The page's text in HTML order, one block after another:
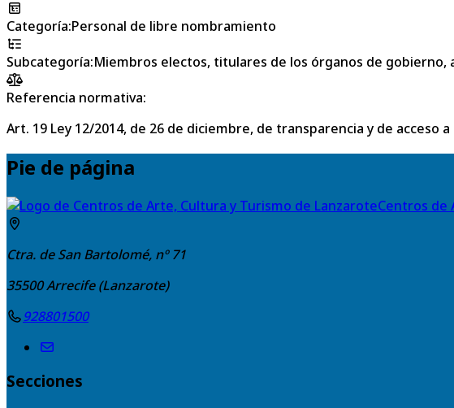
Categoría:Personal de libre nombramiento
Subcategoría:Miembros electos, titulares de los órganos de
Referencia normativa:
Art. 19 Ley 12/2014, de 26 de diciembre, de transparencia y de acceso
Pie de página
Centros de
Ctra. de San Bartolomé, nº 71
35500Arrecife (Lanzarote)
928801500
Secciones